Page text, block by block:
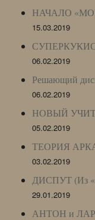
НАЧАЛО
15.03.2019
06.02.2019
Решающий
06.02.2019
НОВЫЙ
05.02.2019
ТЕОРИЯ
03.02.2019
ДИСПУТ (Из
29.01.2019
АНТОН и